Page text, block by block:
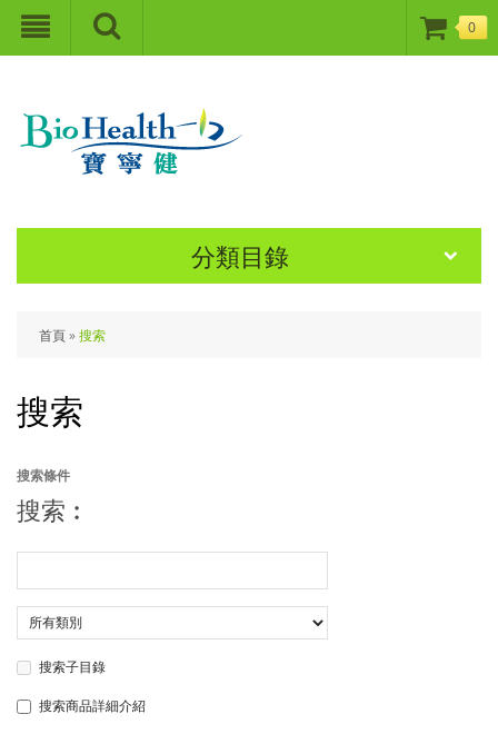
0
分類目錄
首頁»搜索
搜索
搜索條件
搜索︰
搜索子目錄
搜索商品詳細介紹